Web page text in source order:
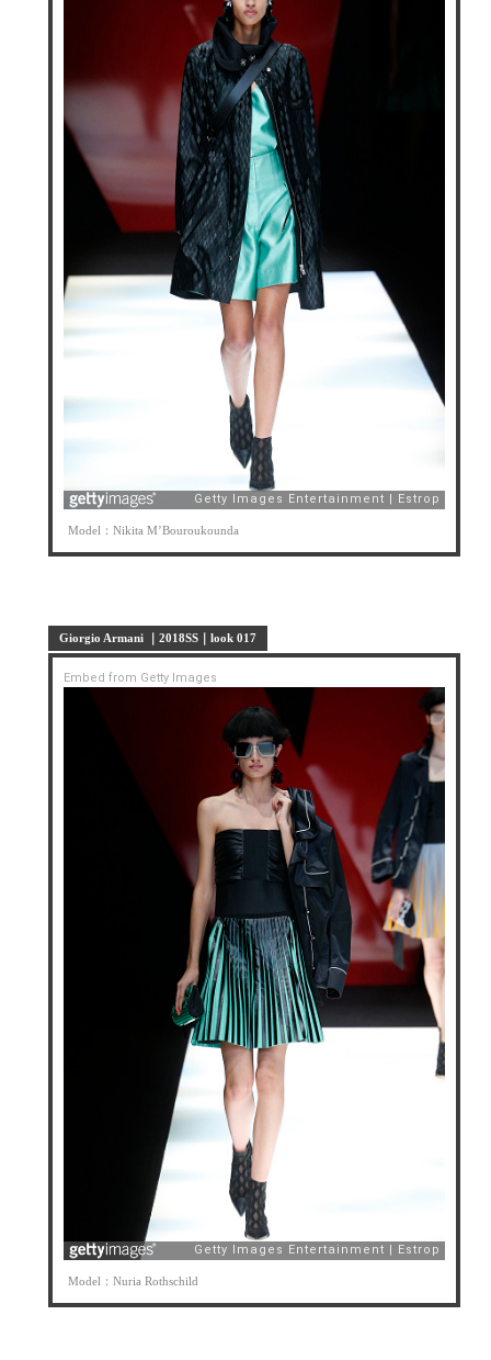
Model：Nikita M’Bouroukounda
Giorgio Armani ｜2018SS｜look 017
Embed from Getty Images
Model：Nuria Rothschild